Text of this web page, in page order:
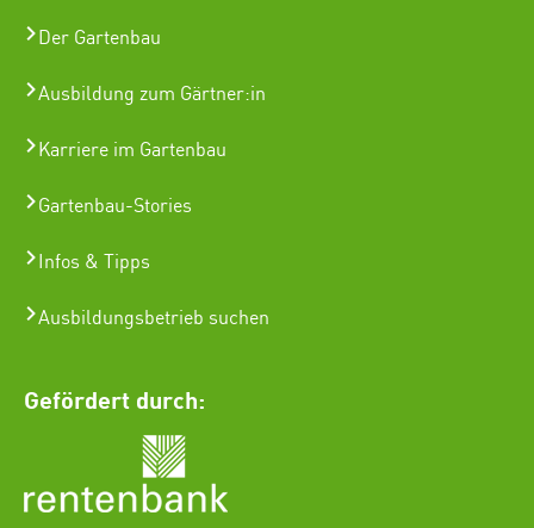
Der Gartenbau
Ausbildung zum Gärtner:in
Karriere im Gartenbau
Gartenbau-Stories
Infos & Tipps
Ausbildungsbetrieb suchen
Gefördert durch: